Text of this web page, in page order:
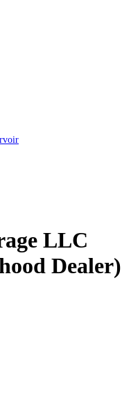
LLC
Dealer)